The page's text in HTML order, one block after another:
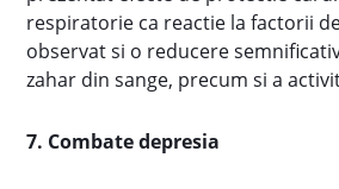
respiratorie ca reactie la factorii
observat si o reducere
zahar din sange, precum si a
7. Combate depresia